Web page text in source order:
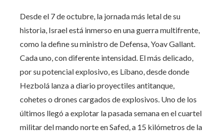
Desde el 7 de octubre, la jornada más letal de su
historia, Israel está inmerso en una guerra multifrente,
como la define su ministro de Defensa, Yoav Gallant.
Cada uno, con diferente intensidad. El más delicado,
por su potencial explosivo, es Líbano, desde donde
Hezbolá lanza a diario proyectiles antitanque,
cohetes o drones cargados de explosivos. Uno de los
últimos llegó a explotar la pasada semana en el cuartel
militar del mando norte en Safed, a 15 kilómetros de la